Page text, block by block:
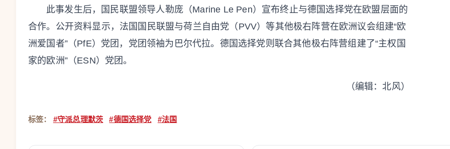
此事发生后，国民联盟领导人勒庞（Marine Le Pen）宣布终止与德国选择党在欧盟层面的
合作。公开资料显示，法国国民联盟与荷兰自由党（PVV）等其他极右阵营在欧洲议会组建“欧
洲爱国者”（PfE）党团，党团领袖为巴尔代拉。德国选择党则联合其他极右阵营组建了“主权国
家的欧洲”（ESN）党团。
（编辑：北风）
标签： #守派总理默茨 #德国选择党 #法国